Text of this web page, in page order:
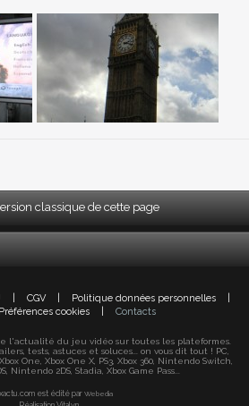
classique de cette page
CGV Politique données personnelles
Préférences cookies Contacts
l'actualité du jeu vidéo sur toutes les plateformes.
tests, astuces et soluces... on vous dit tout ! PC,
One, Xbox One X, PS3, Xbox 360, Nintendo Switch,
Nintendo 2DS, Stadia, Xbox Game Pass...
est édité par Webedia